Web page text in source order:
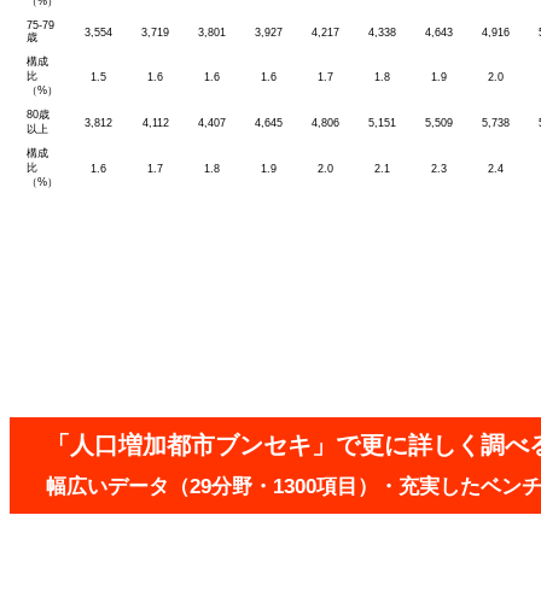
75-79
歳
3,554 3,719 3,801 3,927 4,217 4,338 4,643 4,916
構成
比
（%）
1.5 1.6 1.6 1.6 1.7 1.8 1.9 2.0
80歳
以上
3,812 4,112 4,407 4,645 4,806 5,151 5,509 5,738
構成
比
（%）
1.6 1.7 1.8 1.9 2.0 2.1 2.3 2.4
「人口増加都市ブンセキ」で更に詳しく調べ
幅広いデータ（29分野・1300項目）・充実したベン